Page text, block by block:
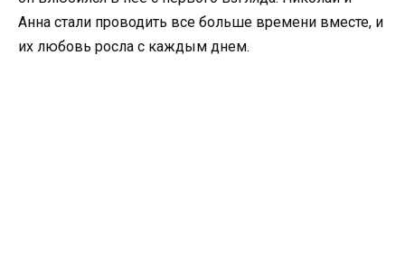
Анна стали проводить все больше времени вместе, и
их любовь росла с каждым днем.